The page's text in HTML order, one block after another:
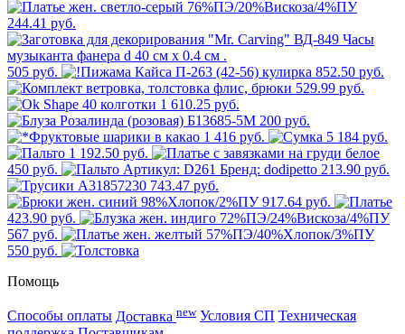
244.41 руб.
505 руб.
852.50 руб.
529.99 руб.
1 610.25 руб.
200 руб.
1 416 руб.
5 184 руб.
1 192.50 руб.
450 руб.
213.90 руб.
743.47 руб.
917.64 руб.
423.90 руб.
567 руб.
550 руб.
Помощь
Способы оплаты Доставка new Условия СП Техническая